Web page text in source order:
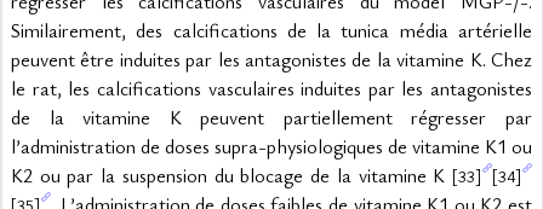
Similairement, des calcifications de la tunica média artérielle
peuvent être induites par les antagonistes de la vitamine K. Chez
le rat, les calcifications vasculaires induites par les antagonistes
de la vitamine K peuvent partiellement régresser par
l’administration de doses supra-physiologiques de vitamine K1 ou
K2 ou par la suspension du blocage de la vitamine K [33] [34]